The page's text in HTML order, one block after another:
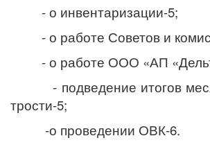
- о инвентаризации-5;
- о работе Советов и
- о работе ООО «АП
- подведение итогов
трости-5;
-о проведении ОВК-6.